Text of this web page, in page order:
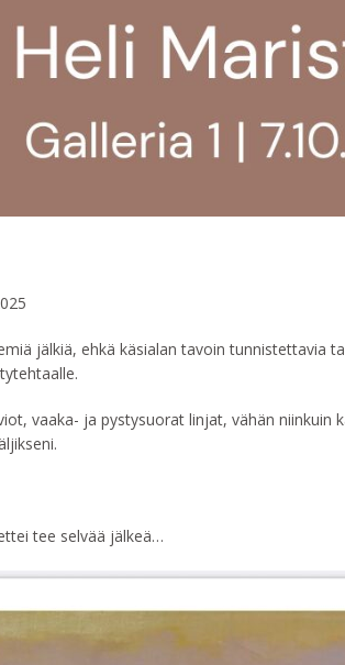
jälkiä, ehkä käsialan tavoin
vaaka- ja pystysuorat linjat, vähän
tee selvää jälkeä…